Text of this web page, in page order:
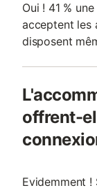
Oui ! 41 %
acceptent les
disposent
offrent-
Evidemment !